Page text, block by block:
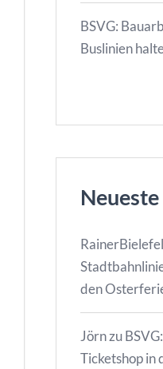
BSVG:
Buslinien
den
Jörnzu
Ticketshop in